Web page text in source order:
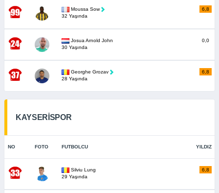
Moussa Sow
32 Yaşında
6,8
Josua Arnold John
30 Yaşında
0,0
Georghe Grozav
28 Yaşında
6,8
KAYSERİSPOR
NO FOTO FUTBOLCU YILDIZ
Silviu Lung
29 Yaşında
6,8